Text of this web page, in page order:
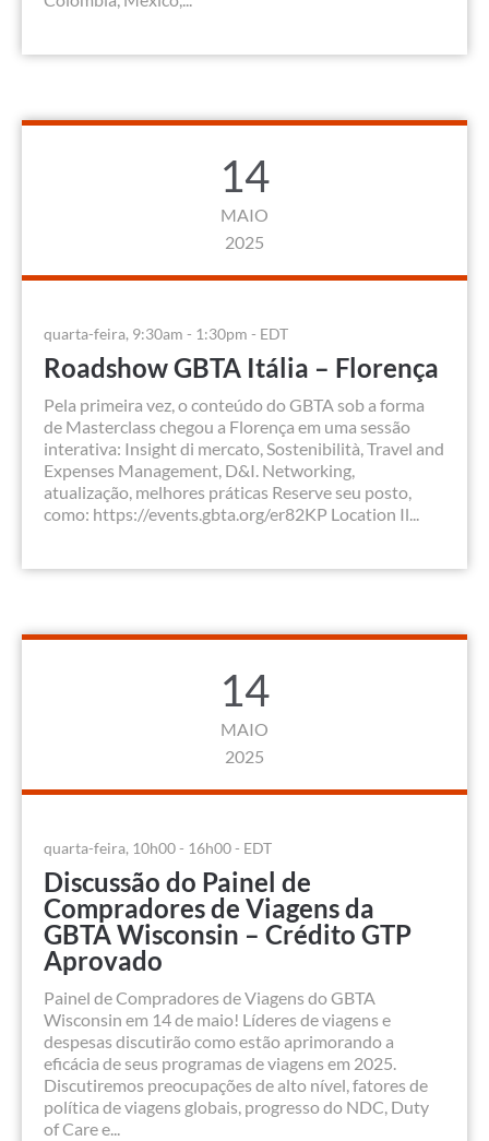
14
MAIO
2025
quarta-feira, 9:30am - 1:30pm - EDT
Roadshow GBTA Itália – Florença
Pela primeira vez, o conteúdo do GBTA sob a forma
de Masterclass chegou a Florença em uma sessão
interativa: Insight di mercato, Sostenibilità, Travel and
Expenses Management, D&I. Networking,
atualização, melhores práticas Reserve seu posto,
como: https://events.gbta.org/er82KP Location Il...
14
MAIO
2025
quarta-feira, 10h00 - 16h00 - EDT
Discussão do Painel de
Compradores de Viagens da
GBTA Wisconsin – Crédito GTP
Aprovado
Painel de Compradores de Viagens do GBTA
Wisconsin em 14 de maio! Líderes de viagens e
despesas discutirão como estão aprimorando a
eficácia de seus programas de viagens em 2025.
Discutiremos preocupações de alto nível, fatores de
política de viagens globais, progresso do NDC, Duty
of Care e...